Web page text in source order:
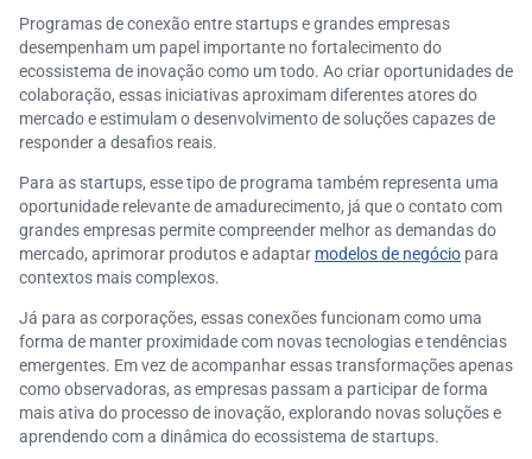
Programas de conexão entre startups e grandes empresas
desempenham um papel importante no fortalecimento do
ecossistema de inovação como um todo. Ao criar oportunidades de
colaboração, essas iniciativas aproximam diferentes atores do
mercado e estimulam o desenvolvimento de soluções capazes de
responder a desafios reais.
Para as startups, esse tipo de programa também representa uma
oportunidade relevante de amadurecimento, já que o contato com
grandes empresas permite compreender melhor as demandas do
mercado, aprimorar produtos e adaptar modelos de negócio para
contextos mais complexos.
Já para as corporações, essas conexões funcionam como uma
forma de manter proximidade com novas tecnologias e tendências
emergentes. Em vez de acompanhar essas transformações apenas
como observadoras, as empresas passam a participar de forma
mais ativa do processo de inovação, explorando novas soluções e
aprendendo com a dinâmica do ecossistema de startups.